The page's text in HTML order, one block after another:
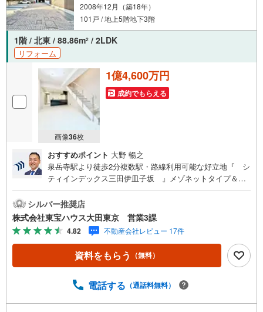
2008年12月（築18年）
101戸 / 地上5階地下3階
1階 / 北東 / 88.86m2 / 2LDK
リフォーム
画像36枚
1億4,600万円
成約でもらえる
おすすめポイント 大野 暢之
泉岳寺駅より徒歩2分複数駅・路線利用可能な好立地『 シ
ティインデックス三田伊皿子坂 』メゾネットタイプ＆テ
3口コンロ・食洗機付の対面式システムキッチン キレイな
お水がいつでも安心して飲める浄水器付 全居室にWIC付！
お部屋がすっきり片付きます 浴室乾燥機・追焚機能付！快
適なバスタイム 留守中も荷物を受け取ることができる宅配
BOX有～東京、川崎エリアの「住まい」探しに確かな安心
と満足を～ 東宝ハウス大田東京ならではの高品質なサービ
ーンのご相談 FPによるライフプランのシミュレーションお
お伝え下さい。【資料をもらう】【室内・現地を見学す
シルバー推奨店
株式会社東宝ハウス大田東京 営業3課
4.82 不動産会社レビュー 17件
資料をもらう （無料）
電話する （通話料無料）